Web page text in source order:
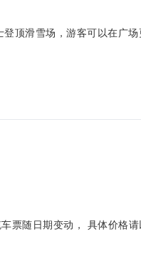
顶滑雪场，游客可以在广
票随日期变动， 具体价格